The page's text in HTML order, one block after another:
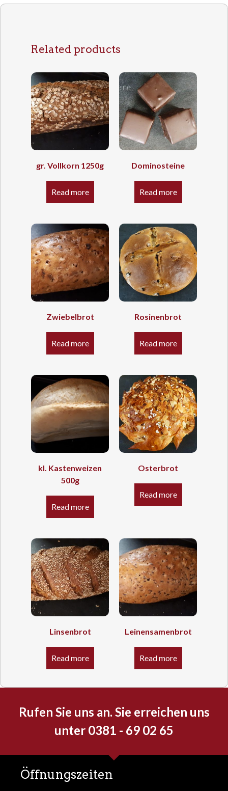
Related products
gr. Vollkorn 1250g
Read more
Dominosteine
Read more
Zwiebelbrot
Read more
Rosinenbrot
Read more
kl. Kastenweizen
500g
Read more
Osterbrot
Read more
Linsenbrot
Read more
Leinensamenbrot
Read more
Rufen Sie uns an. Sie erreichen uns
unter 0381 - 69 02 65
Öffnungszeiten